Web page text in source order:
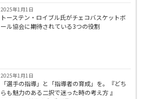
2025年1月1日
トーステン・ロイブル氏がチェコバスケットボ
ール協会に期待されている3つの役割
2025年1月1日
「選手の指導」と「指導者の育成」を。『どち
らも魅力のある二択で迷った時の考え方 』